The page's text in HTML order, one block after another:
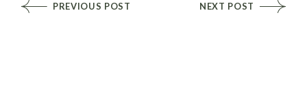
PREVIOUS POST NEXT POST